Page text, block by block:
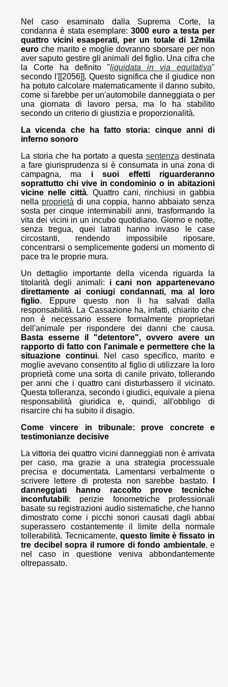
Nel caso esaminato dalla Suprema Corte, la
condanna è stata esemplare: 3000 euro a testa per
quattro vicini esasperati, per un totale di 12mila
euro che marito e moglie dovranno sborsare per non
aver saputo gestire gli animali del figlio. Una cifra che
la Corte ha definito "liquidata in via equitativa"
secondo l'[[2056]]. Questo significa che il giudice non
ha potuto calcolare matematicamente il danno subito,
come si farebbe per un'automobile danneggiata o per
una giornata di lavoro persa, ma lo ha stabilito
secondo un criterio di giustizia e proporzionalità.
La vicenda che ha fatto storia: cinque anni di
inferno sonoro
La storia che ha portato a questa sentenza destinata
a fare giurisprudenza si è consumata in una zona di
campagna, ma i suoi effetti riguarderanno
soprattutto chi vive in condominio o in abitazioni
vicine nelle città. Quattro cani, rinchiusi in gabbia
nella proprietà di una coppia, hanno abbaiato senza
sosta per cinque interminabili anni, trasformando la
vita dei vicini in un incubo quotidiano. Giorno e notte,
senza tregua, quei latrati hanno invaso le case
circostanti, rendendo impossibile riposare,
concentrarsi o semplicemente godersi un momento di
pace tra le proprie mura.
Un dettaglio importante della vicenda riguarda la
titolarità degli animali: i cani non appartenevano
direttamente ai coniugi condannati, ma al loro
figlio. Eppure questo non li ha salvati dalla
responsabilità. La Cassazione ha, infatti, chiarito che
non è necessario essere formalmente proprietari
dell'animale per rispondere dei danni che causa.
Basta esserne il "detentore", ovvero avere un
rapporto di fatto con l'animale e permettere che la
situazione continui. Nel caso specifico, marito e
moglie avevano consentito al figlio di utilizzare la loro
proprietà come una sorta di canile privato, tollerando
per anni che i quattro cani disturbassero il vicinato.
Questa tolleranza, secondo i giudici, equivale a piena
responsabilità giuridica e, quindi, all'obbligo di
risarcire chi ha subito il disagio.
Come vincere in tribunale: prove concrete e
testimonianze decisive
La vittoria dei quattro vicini danneggiati non è arrivata
per caso, ma grazie a una strategia processuale
precisa e documentata. Lamentarsi verbalmente o
scrivere lettere di protesta non sarebbe bastato.
danneggiati hanno raccolto prove tecniche
inconfutabili: perizie fonometriche professionali
basate su registrazioni audio sistematiche, che hanno
dimostrato come i picchi sonori causati dagli abbai
superassero costantemente il limite della normale
tollerabilità. Tecnicamente, questo limite è fissato in
tre decibel sopra il rumore di fondo ambientale, e
nel caso in questione veniva abbondantemente
oltrepassato.